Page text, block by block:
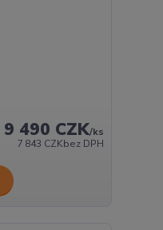
9 490 CZK/ks
7 843 CZKbez DPH